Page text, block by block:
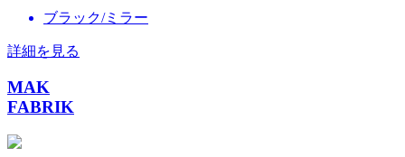
ブラック/ミラー
詳細を見る
MAK
FABRIK